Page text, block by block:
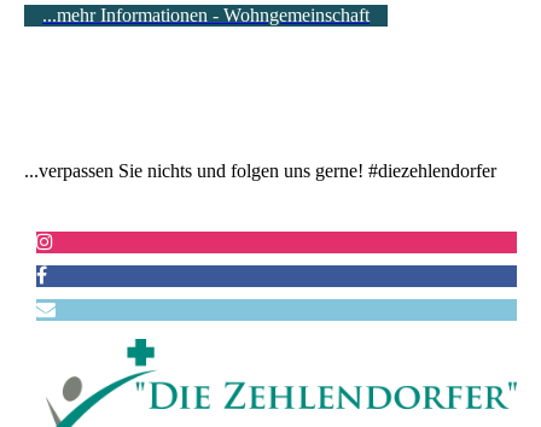
...mehr Informationen - Wohngemeinschaft
...verpassen Sie nichts und folgen uns gerne! #diezehlendorfer